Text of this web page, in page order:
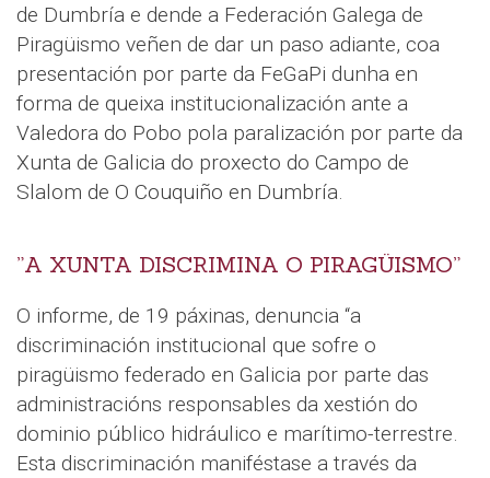
de Dumbría e dende a Federación Galega de
Piragüismo veñen de dar un paso adiante, coa
presentación por parte da FeGaPi dunha en
forma de queixa institucionalización ante a
Valedora do Pobo pola paralización por parte da
Xunta de Galicia do proxecto do Campo de
Slalom de O Couquiño en Dumbría.
”A XUNTA DISCRIMINA O PIRAGÜISMO”
O informe, de 19 páxinas, denuncia “a
discriminación institucional que sofre o
piragüismo federado en Galicia por parte das
administracións responsables da xestión do
dominio público hidráulico e marítimo-terrestre.
Esta discriminación maniféstase a través da